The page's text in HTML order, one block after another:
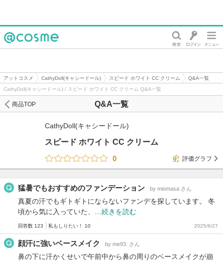
アットコスメ CathyDoll(キャシードール) スピード ホワイト CC クリーム
Q&A一覧
CathyDoll(キャシードール) / スピード ホワイト CC クリーム Q&A一覧
Q&A一覧
商品TOP
CathyDoll(キャシードール)
スピード ホワイト CC クリーム
0
評価グラフ
猛暑でもおすすめのファンデーション by miomasa さん
真夏の汗でもギトギトにならないファンデを探しています。 冬
頃から気に入っていた、… 続きを読む
回答数 123 私もしりたい！ 10 2025/6/27
顔汗に強いベースメイク by me93. さん
鼻の下に汗かくせいで午前中から鼻の周りのベースメイクが崩